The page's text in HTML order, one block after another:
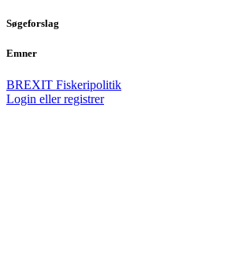
Søgeforslag
Emner
BREXIT Fiskeripolitik
Login eller registrer